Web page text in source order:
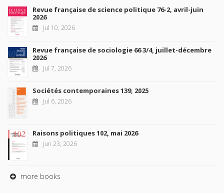
Revue française de science politique 76-2, avril-juin
2026
Jul 10, 2026
Revue française de sociologie 66 3/4, juillet-décembre
2026
Jul 7, 2026
Sociétés contemporaines 139, 2025
Jul 6, 2026
Raisons politiques 102, mai 2026
Jun 23, 2026
more books